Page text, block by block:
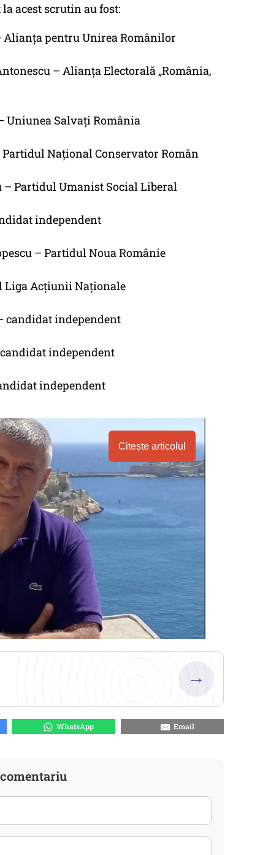
acest scrutin au fost:
Alianța pentru Unirea Românilor
– Alianța Electorală „România,
Uniunea Salvați România
Național Conservator Român
– Partidul Umanist Social Liberal
independent
– Partidul Noua Românie
Liga Acțiunii Naționale
candidat independent
independent
independent
Citește articolul
→
WhatsApp Email